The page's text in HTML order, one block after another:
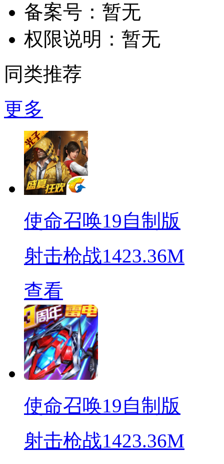
备案号： 暂无
权限说明： 暂无
同类推荐
更多
使命召唤19自制版
射击枪战1423.36M
查看
使命召唤19自制版
射击枪战1423.36M